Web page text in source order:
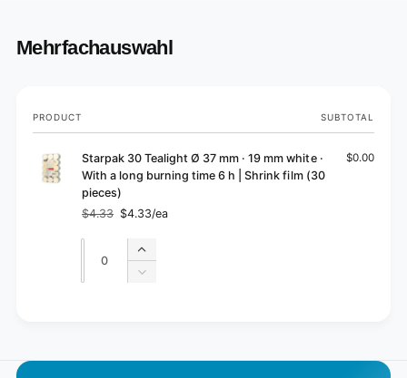
Mehrfachauswahl
Your
cart
PRODUCT SUBTOTAL
Starpak 30 Tealight Ø 37 mm · 19 mm white ·
With a long burning time 6 h | Shrink film (30
pieces)
Regular
price
$4.33
Sale
price
$4.33/ea
$0.00
Quantity
Increase
quantity
Decrease
a